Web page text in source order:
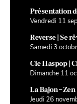
Présentation
Vendredi 11
Reverse | Se
Samedi 3
Cie Haspop |
Dimanche 11
La Bajon – Zen
Jeudi 26